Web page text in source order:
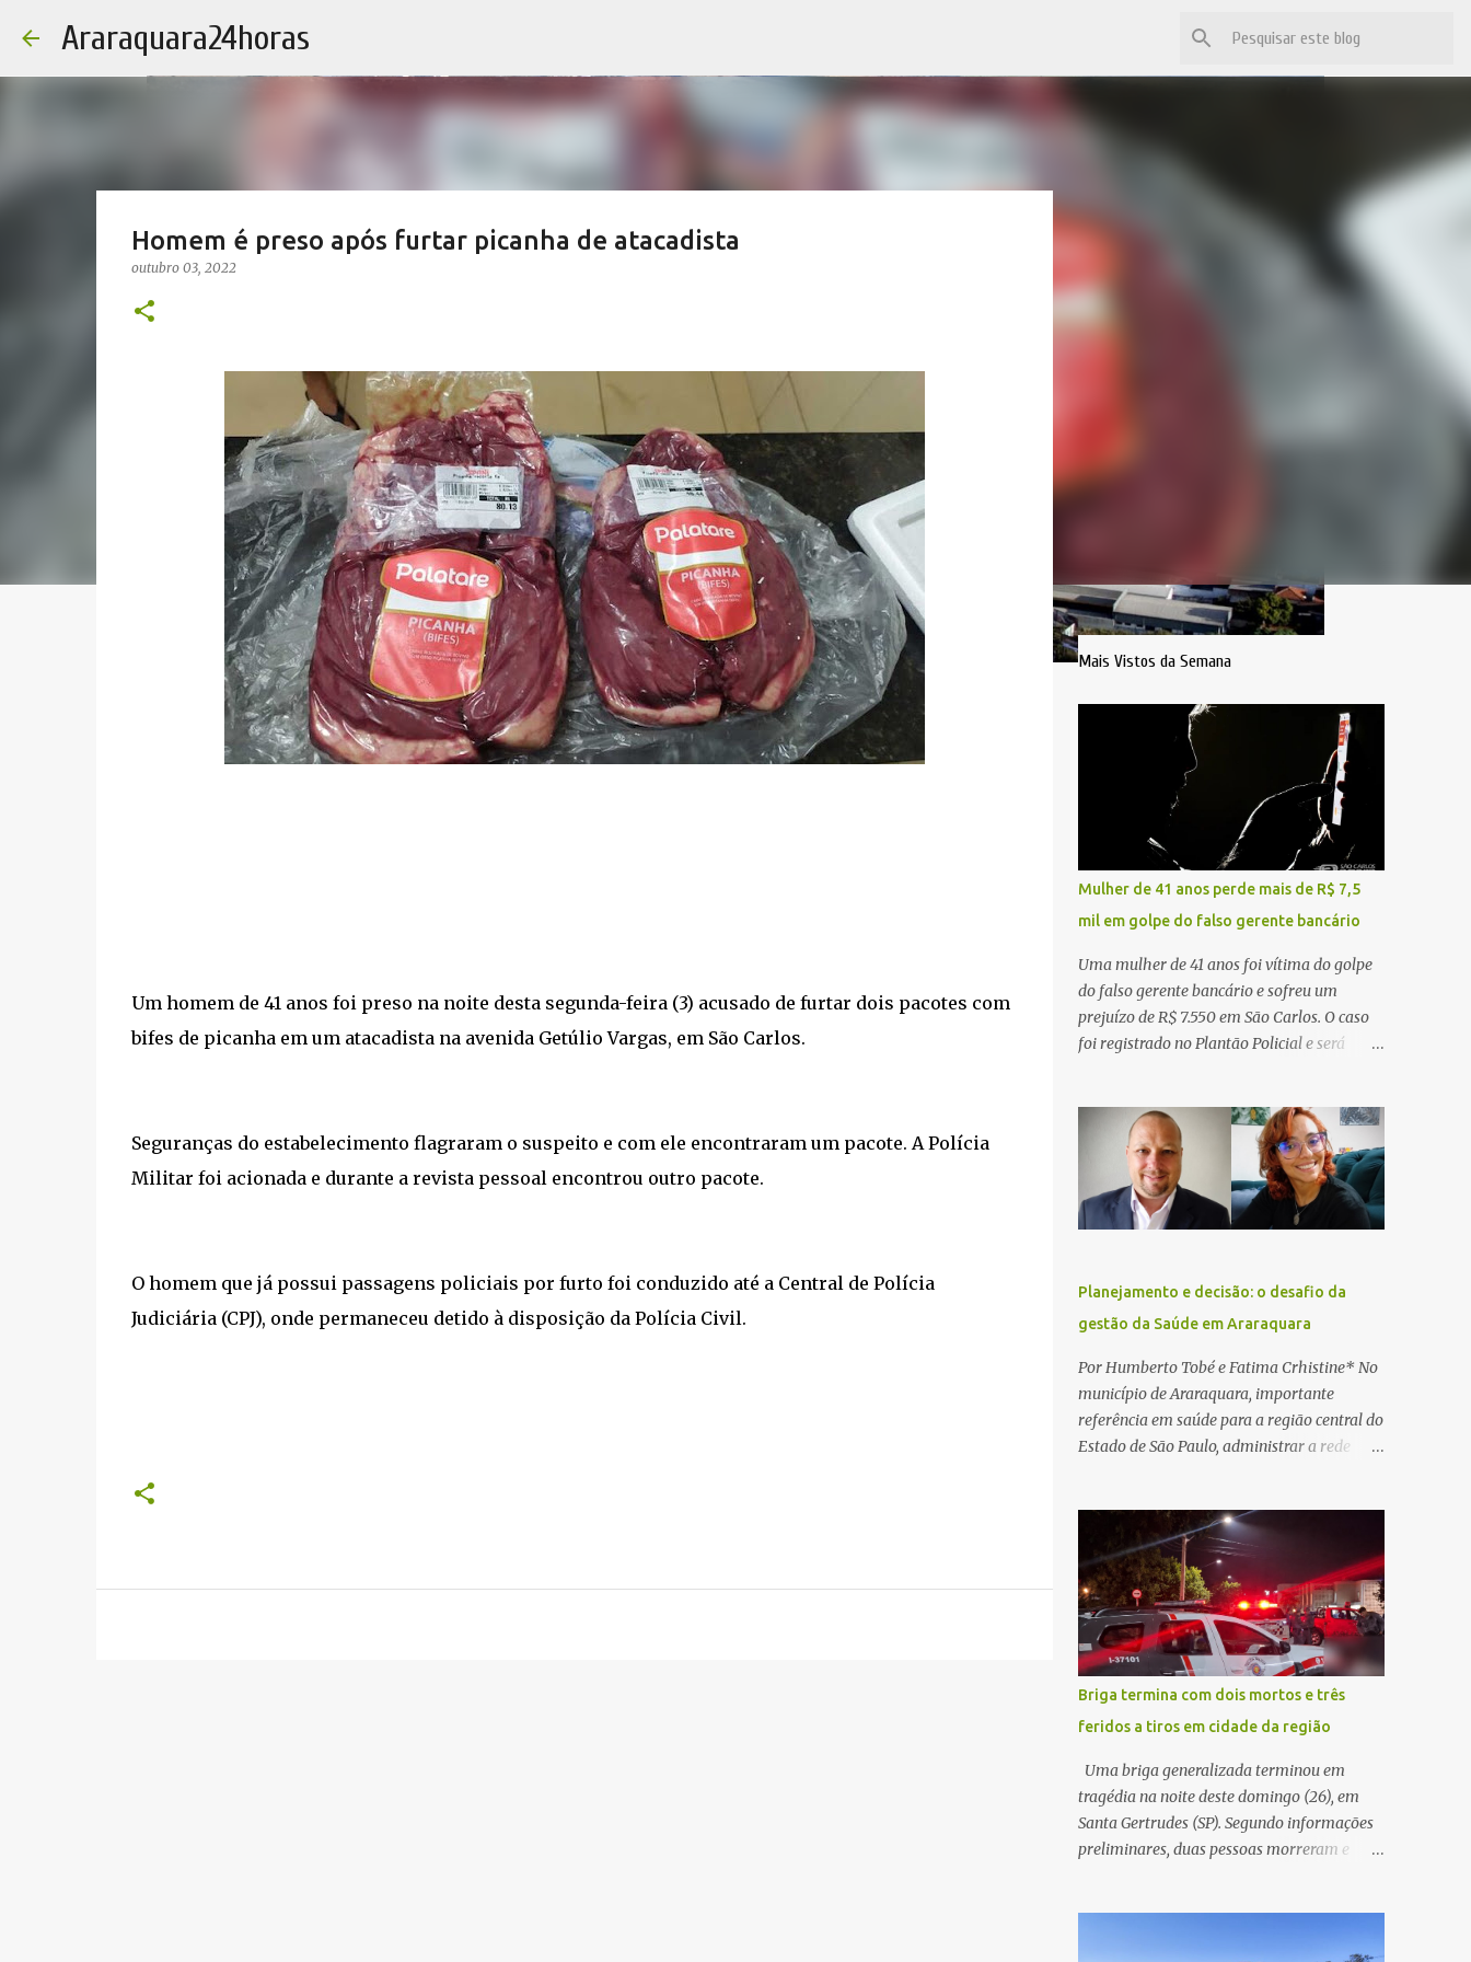
Araraquara24horas
Homem é preso após furtar picanha de atacadista
outubro 03, 2022
Um homem de 41 anos foi preso na noite desta segunda-feira (3) acusado de furtar dois pacotes com
bifes de picanha em um atacadista na avenida Getúlio Vargas, em São Carlos.
Seguranças do estabelecimento flagraram o suspeito e com ele encontraram um pacote. A Polícia
Militar foi acionada e durante a revista pessoal encontrou outro pacote.
O homem que já possui passagens policiais por furto foi conduzido até a Central de Polícia
Judiciária (CPJ), onde permaneceu detido à disposição da Polícia Civil.
Mais Vistos da Semana
Mulher de 41 anos perde mais de R$ 7,5
mil em golpe do falso gerente bancário
Uma mulher de 41 anos foi vítima do golpe
do falso gerente bancário e sofreu um
prejuízo de R$ 7.550 em São Carlos. O caso
foi registrado no Plantão Policial e será
ocorrência, a vítima recebeu contato pelo
WhatsApp de um homem que afirmava ser
o novo gerente da conta bancária da
empresa. O suspeito alegou que seria
necessário atualizar o cadastro da conta e
procedimentos que deveriam ser realizados.
Dias depois, o golpista enviou um
documento em PDF simulando uma
comunicação oficial da instituição
financeira. Na sequência, entrou em contato
por telefone e encaminhou um link,
orientando a vítima a acessá-lo pelo
procedimento, a conta bancária ficou
bloqueada por algumas horas. Sem
conseguir acessar o sistema, a vítima tentou
novamente contato com o suposto gerente,
mas não obteve resposta. Na segunda-fe...
Planejamento e decisão: o desafio da
gestão da Saúde em Araraquara
Por Humberto Tobé e Fatima Crhistine* No
município de Araraquara, importante
referência em saúde para a região central do
Estado de São Paulo, administrar a rede
A cidade concentra hospitais, unidades
especializadas e serviços de média e alta
complexidade que atendem pacientes não
apenas do município, mas também de
diversas cidades do entorno, ampliando
significativamente a responsabilidade da
gestão sobre o Sistema Único de Saúde
(SUS). Nos últimos anos, o Governo Federal
tem ampliado investimentos destinados ao
fortalecimento da atenção básica, da
infraestrutura hospitalar e da
regionalização dos serviços de saúde.
Entretanto, em um cenário de demandas
pública não é apenas investir mais, mas
Briga termina com dois mortos e três
feridos a tiros em cidade da região
Uma briga generalizada terminou em
tragédia na noite deste domingo (26), em
Santa Gertrudes (SP). Segundo informações
preliminares, duas pessoas morreram e
20h40, na região da Avenida João Vitte. De